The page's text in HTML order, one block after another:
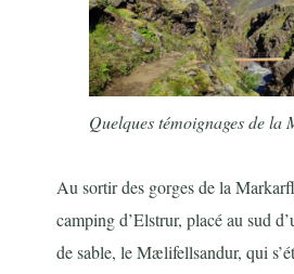
Quelques témoignages de
Au sortir des gorges de la
camping d’Elstrur, placé au sud
de sable, le Mælifellsandur, qui